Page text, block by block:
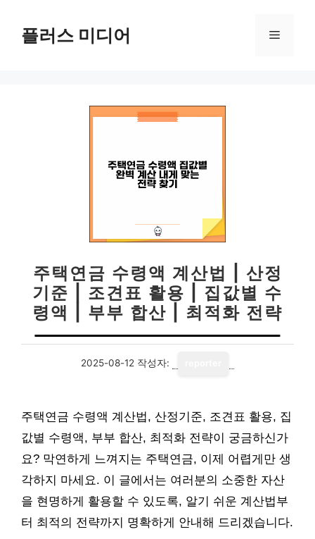
플러스 미디어 메
주택연금 수령액 계산법 | 산정
기준 | 조견표 활용 | 집값별 수
령액 | 부부 합산 | 최적화 전략
2025-08-12 작성자:
주택연금 수령액 계산법, 산정기준, 조견표 활용, 집
값별 수령액, 부부 합산, 최적화 전략이 궁금하신가
요? 막연하게 느껴지는 주택연금, 이제 어렵게만 생
각하지 마세요. 이 글에서는 여러분의 소중한 자산
을 현명하게 활용할 수 있도록, 알기 쉬운 계산법부
터 최적의 전략까지 명확하게 안내해 드리겠습니다.